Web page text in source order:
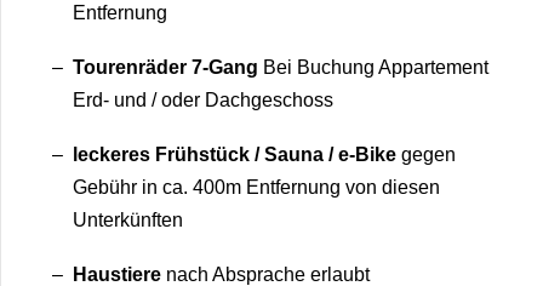
Entfernung
Tourenräder 7-Gang Bei Buchung Appartement
Erd- und / oder Dachgeschoss
leckeres Frühstück / Sauna / e-Bike gegen
Gebühr in ca. 400m Entfernung von diesen
Unterkünften
Haustiere nach Absprache erlaubt